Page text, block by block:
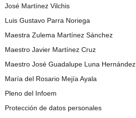
José Martínez Vilchis
Luis Gustavo Parra Noriega
Maestra Zulema Martínez Sánchez
Maestro Javier Martínez Cruz
Maestro José Guadalupe Luna Hernández
María del Rosario Mejía Ayala
Pleno del Infoem
Protección de datos personales